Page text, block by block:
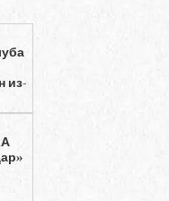
из-